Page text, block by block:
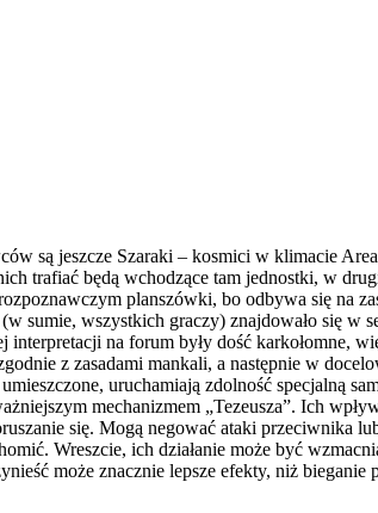
są jeszcze Szaraki – kosmici w klimacie
trafiać będą wchodzące tam jednostki, w
planszówki, bo odbywa się na
sumie, wszystkich graczy) znajdowało się w
na forum były dość karkołomne,
z zasadami mankali, a następnie w
uruchamiają zdolność specjalną
mechanizmem „Tezeusza”. Ich
się. Mogą negować ataki przeciwnika
Wreszcie, ich działanie może być
może znacznie lepsze efekty, niż